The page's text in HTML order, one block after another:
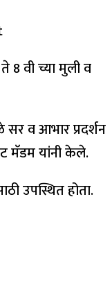
8 वी च्या मुली व
सर व आभार प्रदर्शन
मॅडम यांनी केले.
उपस्थित होता.